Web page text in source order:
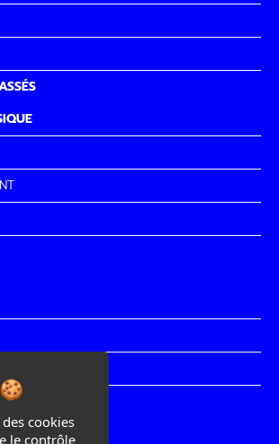
cookies
le contrôle